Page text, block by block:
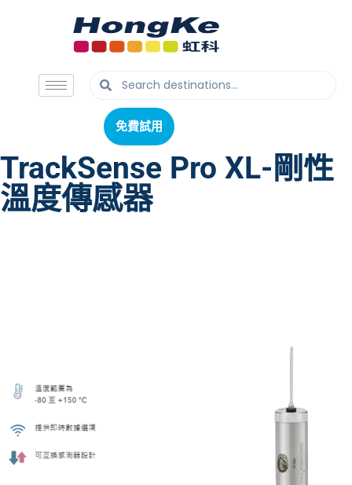
免費試用
免費試用
TrackSense Pro XL-剛性
溫度傳感器